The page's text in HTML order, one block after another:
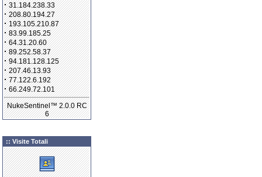
·31.184.238.33
·208.80.194.27
·193.105.210.87
·83.99.185.25
·64.31.20.60
·89.252.58.37
·94.181.128.125
·207.46.13.93
·77.122.6.192
·66.249.72.101
NukeSentinel™ 2.0.0 RC
6
:: Visite Totali